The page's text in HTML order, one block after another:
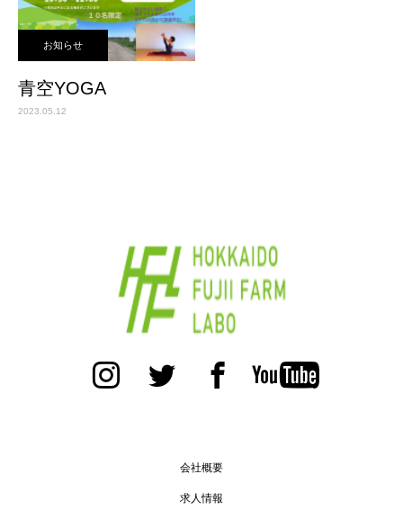
お知らせ
青空YOGA
2023.05.12
会社概要
求人情報